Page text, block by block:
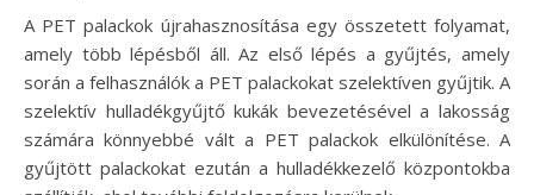
A PET palackok újrahasznosítása egy összetett folyamat,
amely több lépésből áll. Az első lépés a gyűjtés, amely
során a felhasználók a PET palackokat szelektíven gyűjtik. A
szelektív hulladékgyűjtő kukák bevezetésével a lakosság
számára könnyebbé vált a PET palackok elkülönítése. A
gyűjtött palackokat ezután a hulladékkezelő központokba